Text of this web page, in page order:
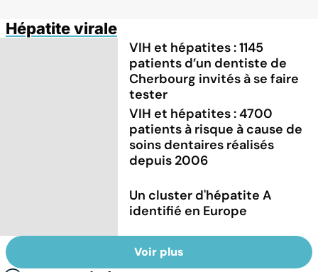
Hépatite virale
VIH et hépatites : 1145
patients d’un dentiste de
Cherbourg invités à se faire
tester
VIH et hépatites : 4700
patients à risque à cause de
soins dentaires réalisés
depuis 2006
Un cluster d'hépatite A
identifié en Europe
Voir plus